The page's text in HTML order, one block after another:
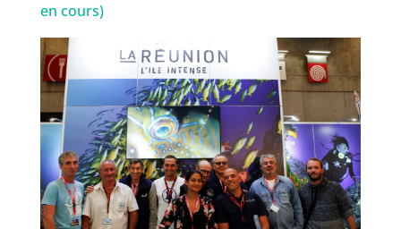
en cours)